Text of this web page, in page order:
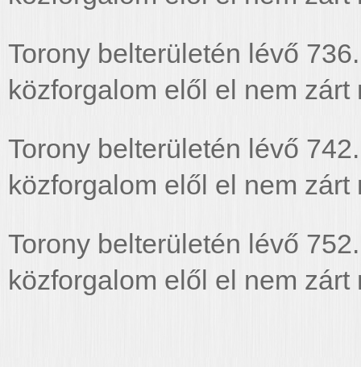
Torony belterületén lévő
közforgalom elől el nem
Torony belterületén lévő
közforgalom elől el nem zárt
Torony belterületén lévő
közforgalom elől el nem